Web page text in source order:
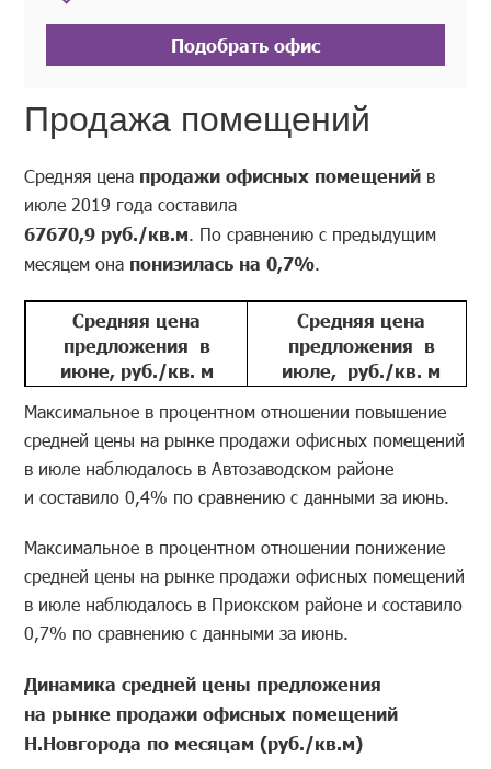
Подобрать офис
Продажа помещений
Средняя цена продажи офисных помещений в
июле 2019 года составила
67670,9 руб./кв.м. По сравнению с предыдущим
месяцем она понизилась на 0,7%.
Средняя цена
предложения в
июне, руб./кв. м
Средняя цена
предложения в
июле, руб./кв. м
68117,6 67670,9
Максимальное в процентном отношении повышение
средней цены на рынке продажи офисных помещений
в июле наблюдалось в Автозаводском районе
и составило 0,4% по сравнению с данными за июнь.
Максимальное в процентном отношении понижение
средней цены на рынке продажи офисных помещений
в июле наблюдалось в Приокском районе и составило
0,7% по сравнению с данными за июнь.
Динамика средней цены предложения
на рынке продажи офисных помещений
Н.Новгорода по месяцам (руб./кв.м)